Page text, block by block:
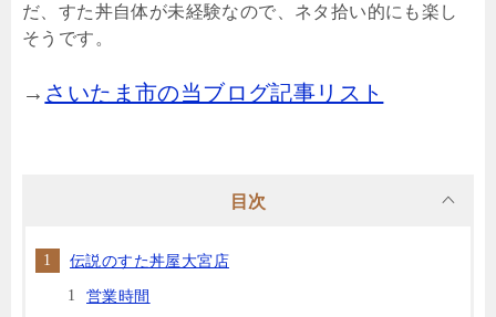
だ、すた丼自体が未経験なので、ネタ拾い的にも楽し
そうです。
→ さいたま市の当ブログ記事リスト
目次
伝説のすた丼屋大宮店
営業時間